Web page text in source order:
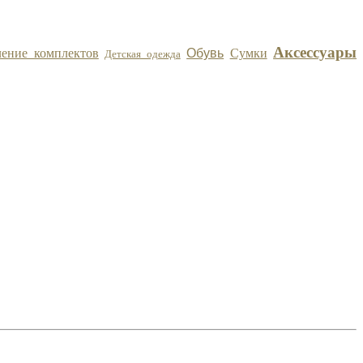
комплектов Детская одежда Обувь Сумки Аксессуары